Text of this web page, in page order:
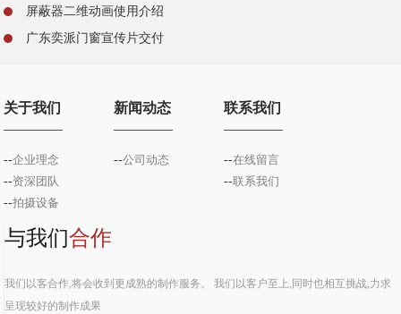
屏蔽器二维动画使用介绍
广东奕派门窗宣传片交付
关于我们
--企业理念
--资深团队
--拍摄设备
新闻动态
--公司动态
联系我们
--在线留言
--联系我们
与我们合作
我们以客合作,将会收到更成熟的制作服务。 我们以客户至上,同时也相互挑战,力求
呈现较好的制作成果